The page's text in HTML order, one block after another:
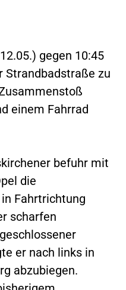
gegen 10:45
Strandbadstraße zu
einem Fahrrad
befuhr mit
die
Fahrtrichtung
scharfen
er nach links in
abzubiegen.